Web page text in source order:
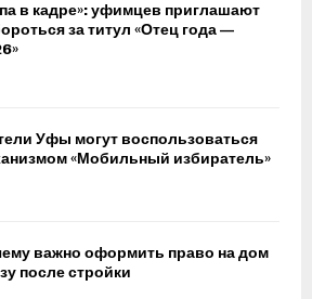
в кадре»: уфимцев приглашают
за титул «Отец года —
Уфы могут воспользоваться
«Мобильный избиратель»
важно оформить право на дом
после стройки